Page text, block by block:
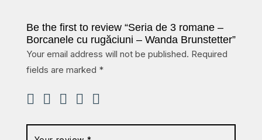
Be the first to review “Seria de 3 romane –
Borcanele cu rugăciuni – Wanda Brunstetter”
Your email address will not be published. Required
fields are marked *